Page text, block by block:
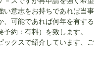
い意志をお持ちであれば当事
、可能であれば何年を有する
予約：有料）を致します。
ックスで紹介しています、ご